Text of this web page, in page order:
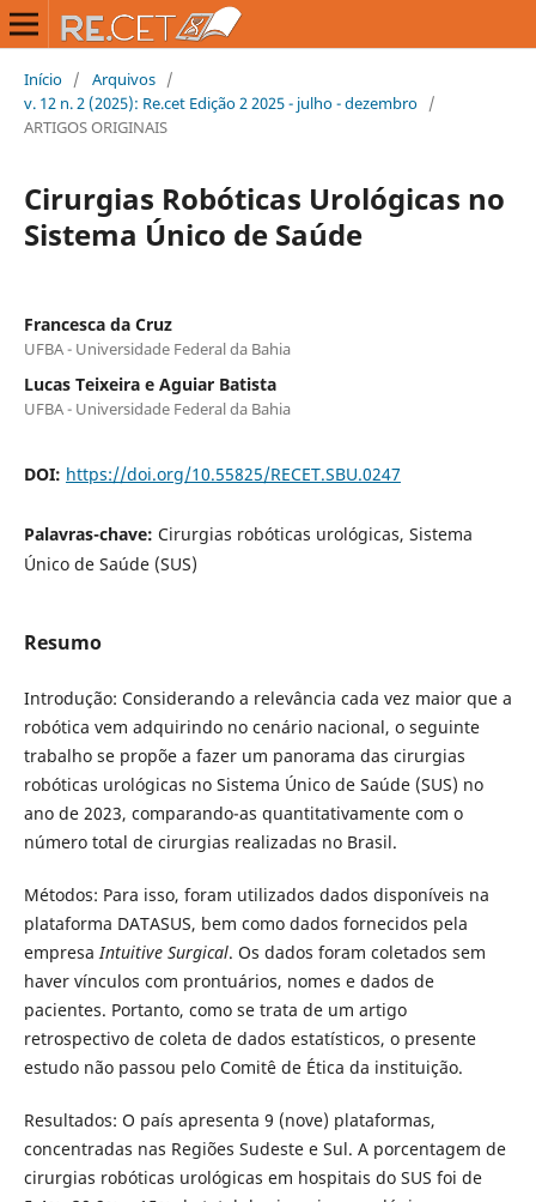
Início / Arquivos /
v. 12 n. 2 (2025): Re.cet Edição 2 2025 - julho - dezembro /
ARTIGOS ORIGINAIS
Cirurgias Robóticas Urológicas no
Sistema Único de Saúde
Francesca da Cruz
UFBA - Universidade Federal da Bahia
Lucas Teixeira e Aguiar Batista
UFBA - Universidade Federal da Bahia
DOI: https://doi.org/10.55825/RECET.SBU.0247
Palavras-chave: Cirurgias robóticas urológicas, Sistema
Único de Saúde (SUS)
Resumo
Introdução: Considerando a relevância cada vez maior que a
robótica vem adquirindo no cenário nacional, o seguinte
trabalho se propõe a fazer um panorama das cirurgias
robóticas urológicas no Sistema Único de Saúde (SUS) no
ano de 2023, comparando-as quantitativamente com o
número total de cirurgias realizadas no Brasil.
Métodos: Para isso, foram utilizados dados disponíveis na
plataforma DATASUS, bem como dados fornecidos pela
empresaIntuitive Surgical. Os dados foram coletados sem
haver vínculos com prontuários, nomes e dados de
pacientes. Portanto, como se trata de um artigo
retrospectivo de coleta de dados estatísticos, o presente
estudo não passou pelo Comitê de Ética da instituição.
Resultados: O país apresenta 9 (nove) plataformas,
concentradas nas Regiões Sudeste e Sul. A porcentagem de
cirurgias robóticas urológicas em hospitais do SUS foi de